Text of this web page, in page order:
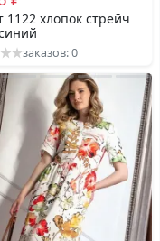
1122 хлопок стрейч
заказов: 0